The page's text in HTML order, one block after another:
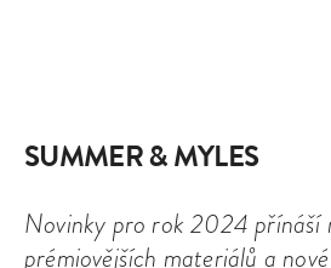
SUMMER & MYLES
Novinky pro rok 2024 přínáší
prémiovějších materiálů a